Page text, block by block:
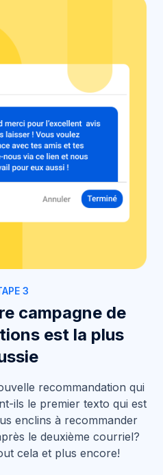
3
campagne de
est la plus
recommandation qui
ils le premier texto qui est
enclins à recommander
le deuxième courriel?
cela et plus encore!